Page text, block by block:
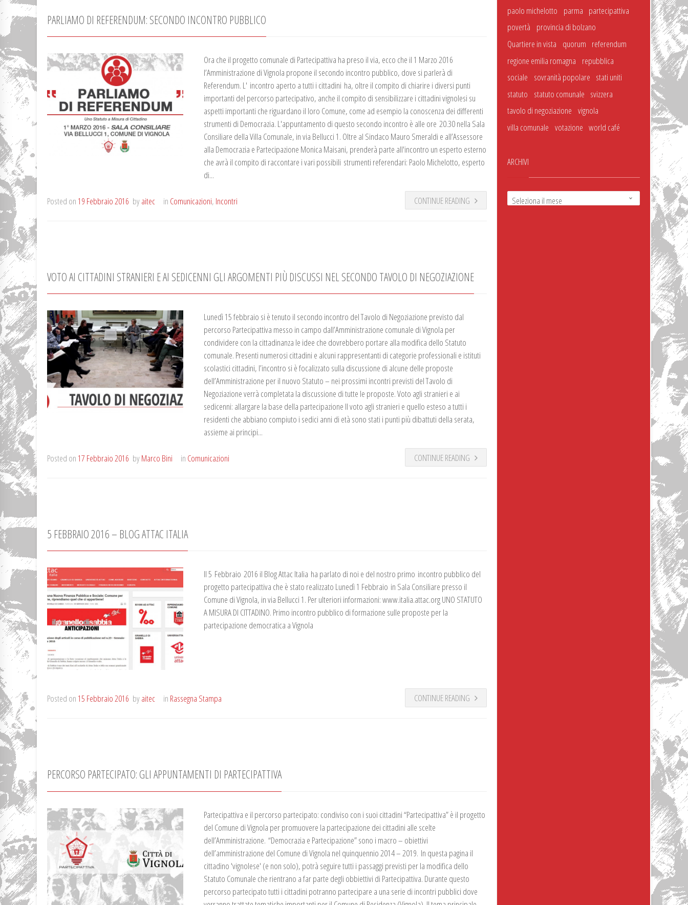
paolo michelotto parma partecipattiva
povertà provincia di bolzano
Quartiere in vista quorum referendum
regione emilia romagna repubblica
sociale sovranità popolare stati uniti
statuto statuto comunale svizzera
tavolo di negoziazione vignola
villa comunale votazione world café
ARCHIVI
Seleziona il mese
PARLIAMO DI REFERENDUM: SECONDO INCONTRO PUBBLICO
Ora che il progetto comunale di Partecipattiva ha preso il via, ecco che il 1 Marzo 2016
l’Amministrazione di Vignola propone il secondo incontro pubblico, dove si parlerà di
Referendum. L' incontro aperto a tutti i cittadini ha, oltre il compito di chiarire i diversi punti
importanti del percorso partecipativo, anche il compito di sensibilizzare i cittadini vignolesi su
aspetti importanti che riguardano il loro Comune, come ad esempio la conoscenza dei differenti
strumenti di Democrazia. L'appuntamento di questo secondo incontro è alle ore 20.30 nella Sala
Consiliare della Villa Comunale, in via Bellucci 1. Oltre al Sindaco Mauro Smeraldi e all’Assessore
alla Democrazia e Partecipazione Monica Maisani, prenderà parte all'incontro un esperto esterno
che avrà il compito di raccontare i vari possibili strumenti referendari: Paolo Michelotto, esperto
di...
Posted on 19 Febbraio 2016 byaitec in Comunicazioni, Incontri CONTINUE READING
VOTO AI CITTADINI STRANIERI E AI SEDICENNI GLI ARGOMENTI PIÙ DISCUSSI NEL SECONDO TAVOLO DI NEGOZIAZIONE
Lunedì 15 febbraio si è tenuto il secondo incontro del Tavolo di Negoziazione previsto dal
percorso Partecipattiva messo in campo dall’Amministrazione comunale di Vignola per
condividere con la cittadinanza le idee che dovrebbero portare alla modifica dello Statuto
comunale. Presenti numerosi cittadini e alcuni rappresentanti di categorie professionali e istituti
scolastici cittadini, l’incontro si è focalizzato sulla discussione di alcune delle proposte
dell’Amministrazione per il nuovo Statuto – nei prossimi incontri previsti del Tavolo di
Negoziazione verrà completata la discussione di tutte le proposte. Voto agli stranieri e ai
sedicenni: allargare la base della partecipazione Il voto agli stranieri e quello esteso a tutti i
residenti che abbiano compiuto i sedici anni di età sono stati i punti più dibattuti della serata,
assieme ai principi...
Posted on 17 Febbraio 2016 byMarco Bini in Comunicazioni CONTINUE READING
5 FEBBRAIO 2016 – BLOG ATTAC ITALIA
Il 5 Febbraio 2016 il Blog Attac Italia ha parlato di noi e del nostro primo incontro pubblico del
progetto partecipattiva che è stato realizzato Lunedì 1 Febbraio in Sala Consiliare presso il
Comune di Vignola, in via Bellucci 1. Per ulteriori informazioni: www.italia.attac.org UNO STATUTO
A MISURA DI CITTADINO. Primo incontro pubblico di formazione sulle proposte per la
partecipazione democratica a Vignola
Posted on 15 Febbraio 2016 byaitec in Rassegna Stampa CONTINUE READING
PERCORSO PARTECIPATO: GLI APPUNTAMENTI DI PARTECIPATTIVA
Partecipattiva e il percorso partecipato: condiviso con i suoi cittadini “Partecipattiva” è il progetto
del Comune di Vignola per promuovere la partecipazione dei cittadini alle scelte
dell’Amministrazione. “Democrazia e Partecipazione” sono i macro – obiettivi
dell’amministrazione del Comune di Vignola nel quinquennio 2014 – 2019. In questa pagina il
cittadino 'vignolese' (e non solo), potrà seguire tutti i passaggi previsti per la modifica dello
Statuto Comunale che rientrano a far parte degli obbiettivi di Partecipattiva. Durante questo
percorso partecipato tutti i cittadini potranno partecipare a una serie di incontri pubblici dove